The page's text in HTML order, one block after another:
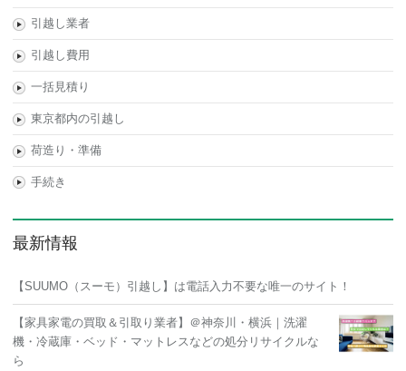
引越し業者
引越し費用
一括見積り
東京都内の引越し
荷造り・準備
手続き
最新情報
【SUUMO（スーモ）引越し】は電話入力不要な唯一のサイト！
【家具家電の買取＆引取り業者】＠神奈川・横浜｜洗濯
機・冷蔵庫・ベッド・マットレスなどの処分リサイクルな
ら